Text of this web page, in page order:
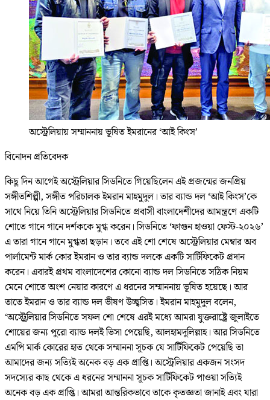
অস্ট্রেলিয়ায় সম্মাননায় ভূষিত ইমরানের ‘আই কিংস’
বিনোদন প্রতিবেদক
কিছু দিন আগেই অস্ট্রেলিয়ার সিডনিতে গিয়েছিলেন এই প্রজন্মের জনপ্রিয়
সঙ্গীতশিল্পী, সঙ্গীত পরিচালক ইমরান মাহমুদুল। তার ব্যান্ড দল ‘আই কিংস’কে
সাথে নিয়ে তিনি অস্ট্রেলিয়ার সিডনিতে প্রবাসী বাংলাদেশীদের আমন্ত্রণে একটি
শোতে গানে গানে দর্শককে মুগ্ধ করেন। সিডনিতে ‘ফাগুন হাওয়া ফেস্ট-২০২৬’
এ তারা গানে গানে মুগ্ধতা ছড়ান। তবে এই শো শেষে অস্ট্রেলিয়ার মেম্বার অব
পার্লামেন্ট মার্ক কোর ইমরান ও তার ব্যান্ড দলকে একটি সার্টিফিকেট প্রদান
করেন। এবারই প্রথম বাংলাদেশের কোনো ব্যান্ড দল সিডনিতে সঠিক নিয়ম
মেনে শোতে অংশ নেয়ার কারণে এ ধরনের সম্মাননায় ভূষিত হয়েছে। আর
তাতে ইমরান ও তার ব্যান্ড দল ভীষণ উচ্ছ্বসিত। ইমরান মাহমুদুল বলেন,
‘অস্ট্র্রেলিয়ার সিডনিতে সফল শো শেষে এরই মধ্যে আমরা যুক্তরাষ্ট্রে জুলাইতে
শোয়ের জন্য পুরো ব্যান্ড দলই ভিসা পেয়েছি, আলহামদুলিল্লাহ। আর সিডনিতে
এমপি মার্ক কোরের হাত থেকে সম্মাননা সূচক যে সার্টিফিকেট পেয়েছি তা
আমাদের জন্য সত্যিই অনেক বড় এক প্রাপ্তি। অস্ট্রেলিয়ার একজন সংসদ
সদস্যের কাছ থেকে এ ধরনের সম্মাননা সূচক সার্টিফিকেট পাওয়া সত্যিই
অনেক বড় এক প্রাপ্তি। আমরা আন্তরিকভাবে তাকে কৃতজ্ঞতা জানাই এবং যারা